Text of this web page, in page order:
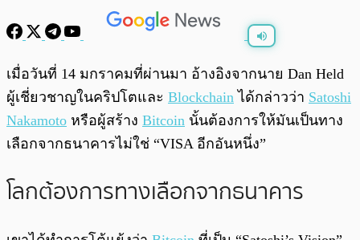
พร้อมเล่น
เมื่อวันที่ 14 มกราคมที่ผ่านมา อ้างอิงจากนาย Dan Held
ผู้เชี่ยวชาญในคริปโตและ Blockchain ได้กล่าวว่า Satoshi
Nakamoto หรือผู้สร้าง Bitcoin นั้นต้องการให้มันเป็นทาง
เลือกจากธนาคารไม่ใช่ “VISA อีกอันหนึ่ง”
โลกต้องการทางเลือกจากธนาคาร